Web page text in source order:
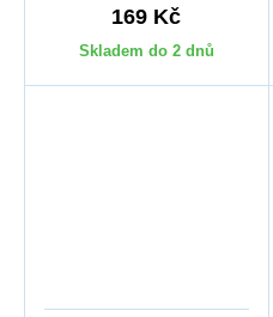
169 Kč
Skladem do 2 dnů